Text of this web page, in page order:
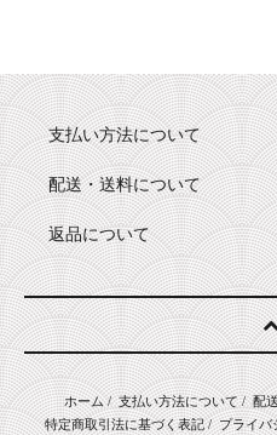
支払い方法について
配送・送料について
返品について
ホーム/ 支払い方法について/ 配
特定商取引法に基づく表記/ プライバ